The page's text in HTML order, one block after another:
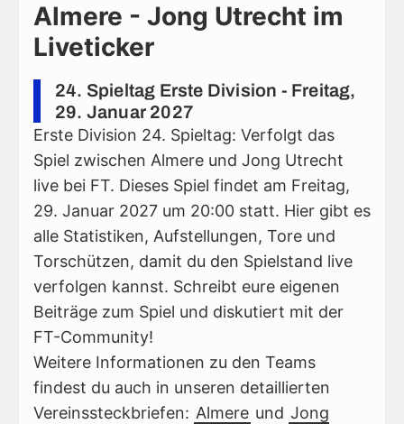
Almere - Jong Utrecht im
Liveticker
24. Spieltag Erste Division - Freitag,
29. Januar 2027
Erste Division 24. Spieltag: Verfolgt das
Spiel zwischen Almere und Jong Utrecht
live bei FT. Dieses Spiel findet am Freitag,
29. Januar 2027 um 20:00 statt. Hier gibt es
alle Statistiken, Aufstellungen, Tore und
Torschützen, damit du den Spielstand live
verfolgen kannst. Schreibt eure eigenen
Beiträge zum Spiel und diskutiert mit der
FT-Community!
Weitere Informationen zu den Teams
findest du auch in unseren detaillierten
Vereinssteckbriefen: Almere und Jong